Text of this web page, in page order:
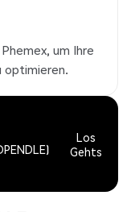
um Ihre
optimieren.
Los
Gehts